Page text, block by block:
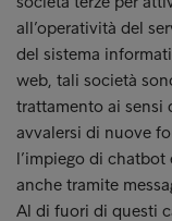
all’operatività del
del sistema
web, tali società
trattamento ai sensi
avvalersi di nuove
l’impiego di
anche tramite
Al di fuori di questi